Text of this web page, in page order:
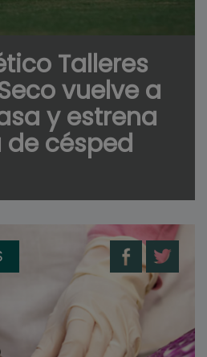
Talleres
vuelve a
y estrena
césped